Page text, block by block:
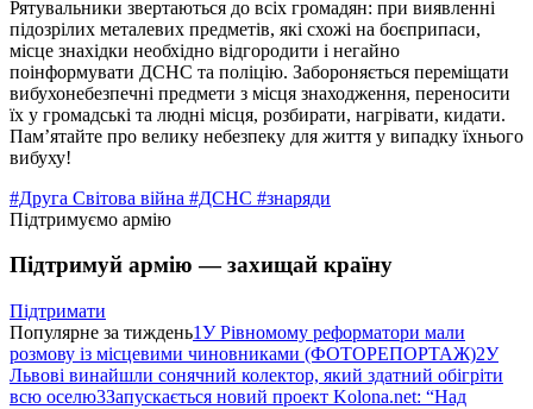
Рятувальники звертаються до всіх громадян: при виявленні
підозрілих металевих предметів, які схожі на боєприпаси,
місце знахідки необхідно відгородити і негайно
поінформувати ДСНС та поліцію. Забороняється переміщати
вибухонебезпечні предмети з місця знаходження, переносити
їх у громадські та людні місця, розбирати, нагрівати, кидати.
Пам’ятайте про велику небезпеку для життя у випадку їхнього
вибуху!
#Друга Світова війна #ДСНС #знаряди
Підтримуємо армію
Підтримуй армію — захищай країну
Підтримати
Популярне за тиждень1У Рівномому реформатори мали
розмову із місцевими чиновниками (ФОТОРЕПОРТАЖ)2У
Львові винайшли сонячний колектор, який здатний обігріти
всю оселю3Запускається новий проект Kolona.net: “Над